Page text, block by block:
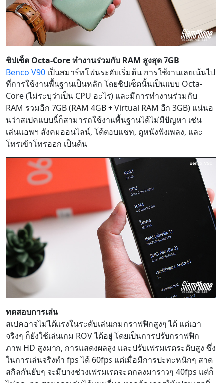
ชิปเซ็ต Octa-Core ทำงานร่วมกับ RAM สูงสุด 7GB
Benco V90 เป็นสมาร์ทโฟนระดับเริ่มต้น การใช้งานเลยเน้นไป
ที่การใช้งานพื้นฐานเป็นหลัก โดยชิปเซ็ตนั้นเป็นแบบ Octa-
Core (ไม่ระบุว่าเป็น CPU อะไร) และมีการทำงานร่วมกับ
RAM รวมอีก 7GB (RAM 4GB + Virtual RAM อีก 3GB) แน่นอ
นว่าสเปคแบบนี้ก็สามารถใช้งานพื้นฐานได้ไม่มีปัญหา เช่น
เล่นแอพฯ สังคมออนไลน์, โต้ตอบแชท, ดูหนังฟังเพลง, และ
โทรเข้าโทรออก เป็นต้น
ทดสอบการเล่น
สเปคอาจไม่ได้แรงในระดับเล่นเกมกราฟฟิกสูงๆ ได้ แต่เอา
จริงๆ ก็ยังใช้เล่นเกม ROV ได้อยู่ โดยเป็นการปรับกราฟฟิก
ภาพ HD สูงมาก, การแสดงผลสูง และปรับเฟรมเรตระดับสูง ซึ่ง
ในการเล่นจริงทำ fps ได้ 60fps แต่เมื่อมีการปะทะหนักๆ สาด
สกิลกันยับๆ จะมีบางช่วงเฟรมเรตจะตกลงมาราวๆ 40fps แต่ก็